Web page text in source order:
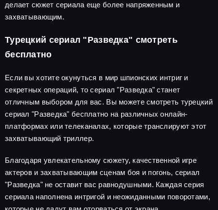
делает сюжет сериала еще более напряженным и
захватывающим.
Турецкий сериал "Разведка" смотреть
бесплатно
Если вы хотите окунуться в мир шпионских интриг и
секретных операций, то сериал "Разведка" станет
отличным выбором для вас. Вы можете смотреть турецкий
сериал "Разведка" бесплатно на различных онлайн-
платформах или телеканалах, которые транслируют этот
захватывающий триллер.
Благодаря увлекательному сюжету, качественной игре
актеров и захватывающим сценам боя и погонь, сериал
"Разведка" не оставит вас равнодушными. Каждая серия
сериала наполнена интригой и неожиданными поворотами,